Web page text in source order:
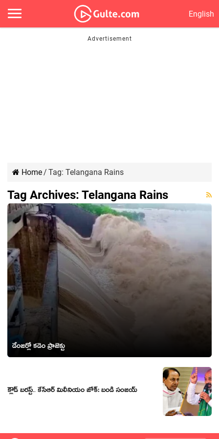
English
Home/ Tag: Telangana Rains
Tag Archives: Telangana Rains
డేంజ‌ర్లో క‌డెం ప్రాజెక్టు
క్లౌడ్ బ‌ర‌స్ట్‌.. కేసీఆర్ మిలీనియం జోక్‌: బండి సంజ‌య్‌